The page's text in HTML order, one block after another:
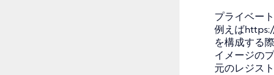
プライベー
例えば
を構成する際
イメージの
元のレジス